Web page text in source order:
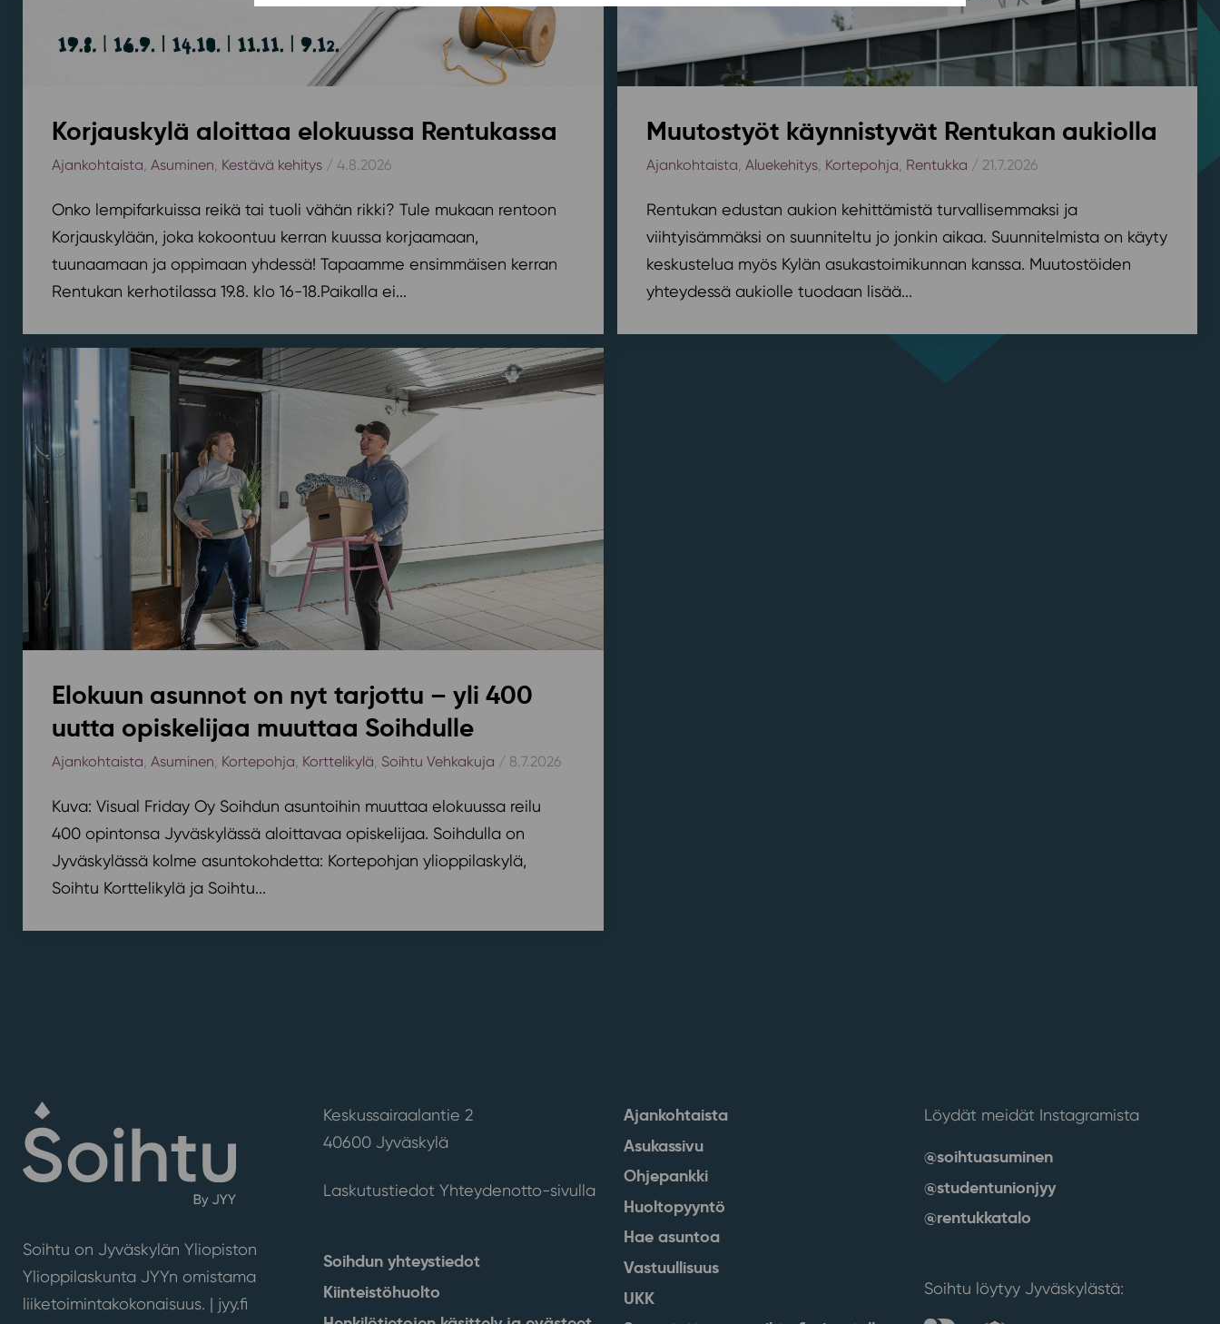
Korjauskylä aloittaa elokuussa Rentukassa
Ajankohtaista Asuminen Kestävä kehitys/ 4.8.2026
Onko lempifarkuissa reikä tai tuoli vähän rikki? Tule mukaan rentoon
Korjauskylään, joka kokoontuu kerran kuussa korjaamaan,
tuunaamaan ja oppimaan yhdessä! Tapaamme ensimmäisen kerran
Rentukan kerhotilassa 19.8. klo 16-18.⁠⁠Paikalla ei...
Muutostyöt käynnistyvät Rentukan aukiolla
Ajankohtaista Aluekehitys, Kortepohja Rentukka / 21.7.2026
Rentukan edustan aukion kehittämistä turvallisemmaksi ja
viihtyisämmäksi on suunniteltu jo jonkin aikaa. Suunnitelmista on käyty
keskustelua myös Kylän asukastoimikunnan kanssa. Muutostöiden
yhteydessä aukiolle tuodaan lisää...
Elokuun asunnot on nyt tarjottu – yli 400
uutta opiskelijaa muuttaa Soihdulle
Ajankohtaista Asuminen Kortepohja Korttelikylä Soihtu Vehkakuja / 8.7.2026
Kuva: Visual Friday Oy Soihdun asuntoihin muuttaa elokuussa reilu
400 opintonsa Jyväskylässä aloittavaa opiskelijaa. Soihdulla on
Jyväskylässä kolme asuntokohdetta: Kortepohjan ylioppilaskylä,
Soihtu Korttelikylä ja Soihtu...
Soihtu on Jyväskylän Yliopiston
Ylioppilaskunta JYYn omistama
liiketoimintakokonaisuus. | jyy.fi
Keskussairaalantie 2
40600 Jyväskylä
Laskutustiedot Yhteydenotto-sivulla
Soihdun yhteystiedot
Kiinteistöhuolto
Ajankohtaista
Asukassivu
Ohjepankki
Huoltopyyntö
Hae asuntoa
Vastuullisuus
UKK
Löydät meidät Instagramista
@soihtuasuminen
@studentunionjyy
@rentukkatalo
Soihtu löytyy Jyväskylästä: